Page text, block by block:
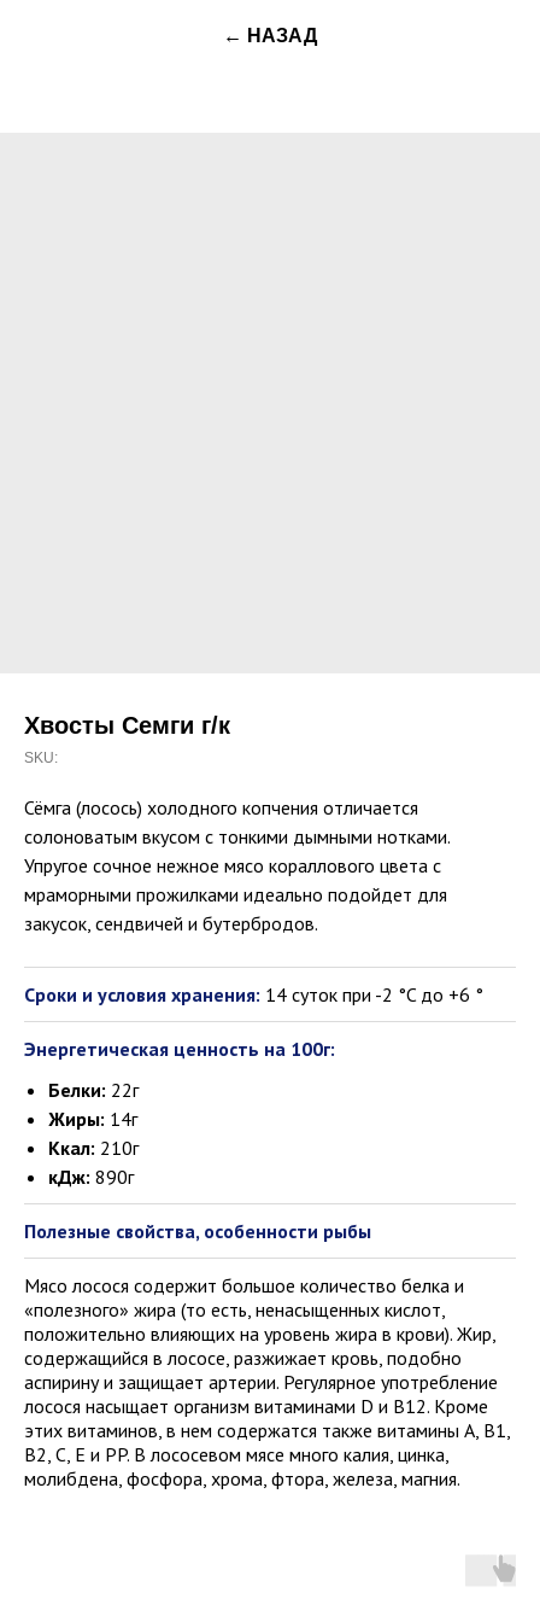
← НАЗАД
Хвосты Семги г/к
SKU:
Сёмга (лосось) холодного копчения отличается
солоноватым вкусом с тонкими дымными нотками.
Упругое сочное нежное мясо кораллового цвета с
мраморными прожилками идеально подойдет для
закусок, сендвичей и бутербродов.
Сроки и условия хранения: 14 суток при -2 °C до +6 °
Энергетическая ценность на 100г:
Белки: 22г
Жиры: 14г
Ккал: 210г
кДж: 890г
Полезные свойства, особенности рыбы
Мясо лосося содержит большое количество белка и
«полезного» жира (то есть, ненасыщенных кислот,
положительно влияющих на уровень жира в крови). Жир,
содержащийся в лососе, разжижает кровь, подобно
аспирину и защищает артерии. Регулярное употребление
лосося насыщает организм витаминами D и B12. Кроме
этих витаминов, в нем содержатся также витамины A, B1,
B2, C, E и PP. В лососевом мясе много калия, цинка,
молибдена, фосфора, хрома, фтора, железа, магния.